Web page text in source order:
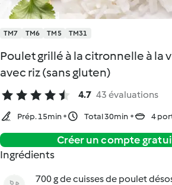
TM7 TM6 TM5 TM31
Poulet grillé à la citronnelle à la
avec riz (sans gluten)
4.7 43 évaluations
Prép. 15min Total 30min 4
Créer un compte
Ingrédients
700 g de cuisses de poulet